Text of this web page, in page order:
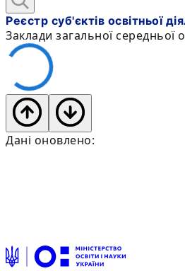
Реєстр суб'єктів освітньої
Заклади загальної середньої
Дані оновлено: